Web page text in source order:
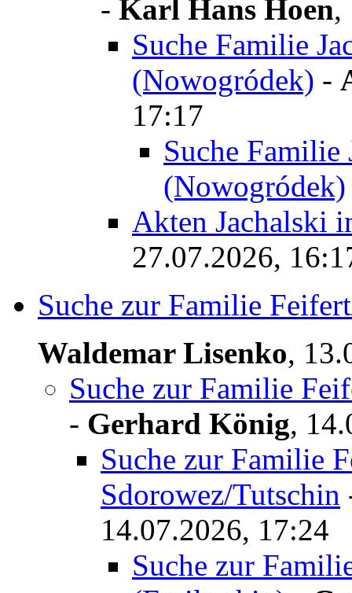
- Karl Hans Hoen,
Suche Familie
(Nowogródek) -
17:17
Suche Familie
(Nowogródek)
Akten Jachalski
27.07.2026,
Suche zur Familie
Waldemar Lisenko,
Suche zur Familie
- Gerhard König,
Suche zur Familie
Sdorowez/Tutschin
14.07.2026, 17:24
Suche zur